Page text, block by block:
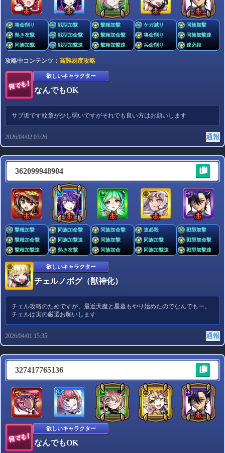
将命削り
熱き友撃
同族加撃
戦型加撃
戦型加命撃
戦型加撃速
撃種加撃
撃種加命撃
撃種加撃速
ケガ減り
将命削り
兵命削り
同族加撃
同族加撃速
速必殺
攻略中コンテンツ： 高難易度攻略
欲しいキャラクター
なんでもOK
サブ垢です紋章が少し弱いですがそれでも良い方はお願いします
2026/04/02 03:26 通報
362099948904
撃種加撃
撃種加命撃
撃種加撃速
同族加命撃
同族加撃速
熱き友撃
同族加命撃
同族加撃
同族加命
速必殺
同族加撃
同族加撃速
戦型加撃
戦型加命撃
戦型加撃速
欲しいキャラクター
チェルノボグ（獣神化）
チェル攻略のためですが、最近天魔と星墓もやり始めたのでなんでもー。
チェルは実の厳選お願いします
2026/04/01 15:35 通報
327417765136
欲しいキャラクター
なんでもOK